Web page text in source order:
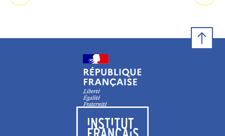
Visiter le site de l’Institut français